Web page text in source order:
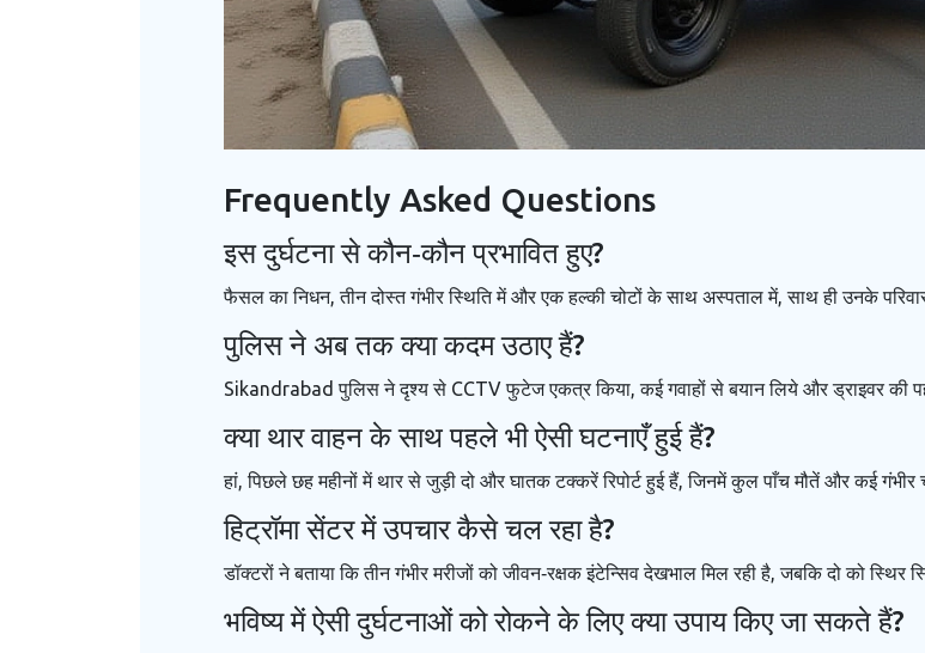
Frequently Asked Questions
इस दुर्घटना से कौन‑कौन प्रभावित हुए?
फैसल का निधन, तीन दोस्त गंभीर स्थिति में और एक हल्की चोटों के साथ अस्पताल में, साथ ही उनके
पुलिस ने अब तक क्या कदम उठाए हैं?
Sikandrabad पुलिस ने दृश्य से CCTV फुटेज एकत्र किया, कई गवाहों से बयान लिये और ड्राइवर की
क्या थार वाहन के साथ पहले भी ऐसी घटनाएँ हुई हैं?
हां, पिछले छह महीनों में थार से जुड़ी दो और घातक टक्करें रिपोर्ट हुई हैं, जिनमें कुल पाँच मौतें और कई गंभीर
हिट्रॉमा सेंटर में उपचार कैसे चल रहा है?
डॉक्टरों ने बताया कि तीन गंभीर मरीजों को जीवन‑रक्षक इंटेन्सिव देखभाल मिल रही है, जबकि दो को स्थिर
भविष्य में ऐसी दुर्घटनाओं को रोकने के लिए क्या उपाय किए जा सकते हैं?